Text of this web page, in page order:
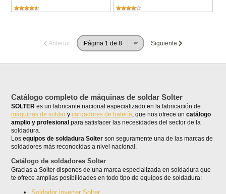
Anterior Siguiente
Catálogo completo de máquinas de soldar Solter
SOLTER es un fabricante nacional especializado en la fabricación de
máquinas de soldar ycargadores de batería, que nos ofrece uncatálogo
amplio y profesional para satisfacer las necesidades del sector de la
soldadura.
Losequipos de soldadura Solter son seguramente una de las marcas de
soldadores más reconocidas a nivel nacional.
Catálogo de soldadores Solter
Gracias a Solter dispones de una marca especializada en soldadura que
te ofrece amplias posibilidades en todo tipo de equipos de soldadura:
Soldador inverter Solter